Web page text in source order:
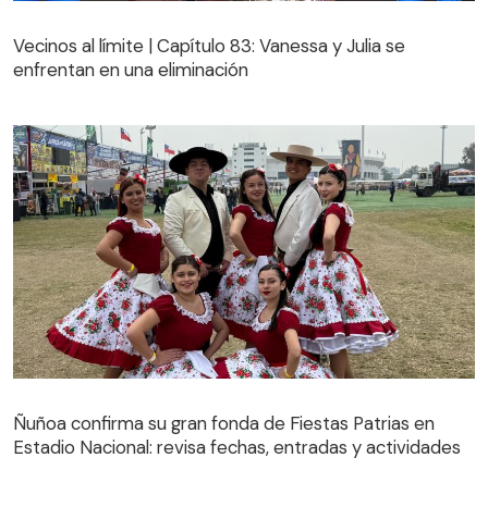
enfrentan en una eliminación
Vecinos al límite | Capítulo 83: Vanessa y Julia se
enfrentan en una eliminación
Ñuñoa confirma su gran fonda de Fiestas Patrias en
Estadio Nacional: revisa fechas, entradas y actividades